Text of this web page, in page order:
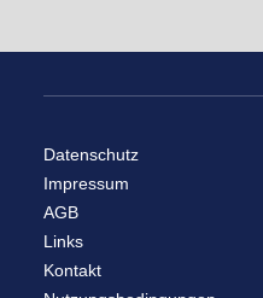
Datenschutz
Impressum
AGB
Links
Kontakt